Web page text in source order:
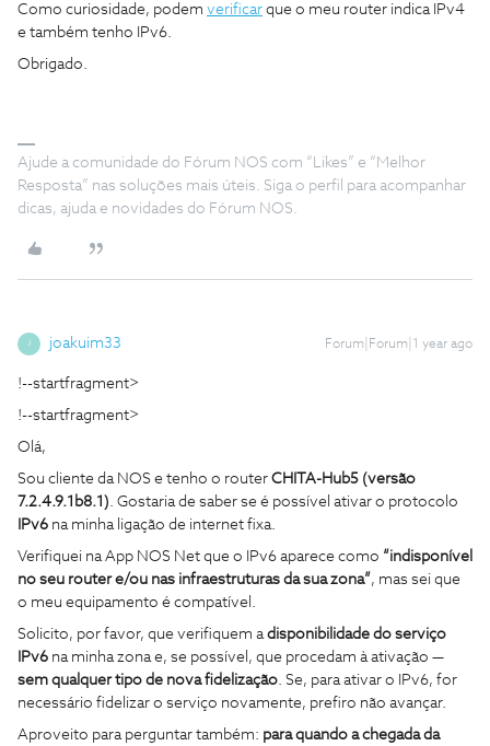
Como curiosidade, podem verificar que o meu router indica IPv4
e também tenho IPv6.
Obrigado.
Ajude a comunidade do Fórum NOS com “Likes” e “Melhor
Resposta” nas soluções mais úteis. Siga o perfil para acompanhar
dicas, ajuda e novidades do Fórum NOS.
J joakuim33 Forum|Forum|1 year ago
!--startfragment>
!--startfragment>
Olá,
Sou cliente da NOS e tenho o router CHITA-Hub5 (versão
7.2.4.9.1b8.1) . Gostaria de saber se é possível ativar o protocolo
IPv6 na minha ligação de internet fixa.
Verifiquei na App NOS Net que o IPv6 aparece como “indisponível
no seu router e/ou nas infraestruturas da sua zona”, mas sei que
o meu equipamento é compatível.
Solicito, por favor, que verifiquem a disponibilidade do serviço
IPv6 na minha zona e, se possível, que procedam à ativação —
sem qualquer tipo de nova fidelização . Se, para ativar o IPv6, for
necessário fidelizar o serviço novamente, prefiro não avançar.
Aproveito para perguntar também: para quando a chegada da